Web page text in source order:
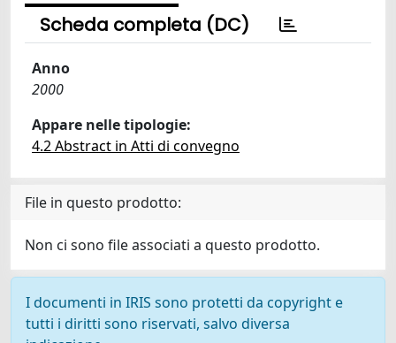
Scheda completa (DC)
Anno
2000
Appare nelle tipologie:
4.2 Abstract in Atti di convegno
File in questo prodotto:
Non ci sono file associati a questo prodotto.
I documenti in IRIS sono protetti da copyright e
tutti i diritti sono riservati, salvo diversa